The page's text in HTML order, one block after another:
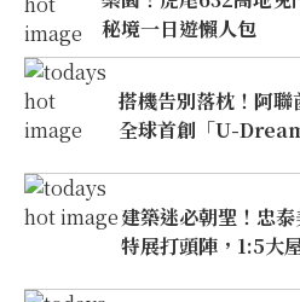
秘境一日遊懶人包
搭機告別落枕！阿聯
全球首創「U-
建築迷必朝聖！忠
特展打頭陣，1:5大